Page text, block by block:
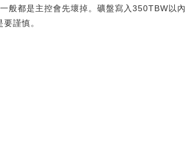
般都是主控會先壞掉。礦盤寫入350TBW以
謹慎。